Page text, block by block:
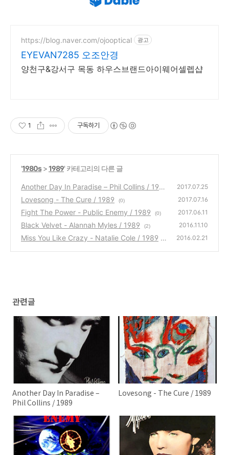
https://blog.naver.com/ojooptical 광고
EYEVAN7285 오조안경
양천구&강서구 목동 하우스브랜드아이웨어셀렙샵
1 구독하기
'1980s>1989' 카테고리의 다른 글
Another Day In Paradise – Phil Collins / 198
9
(0)
2017.07.25
Lovesong - The Cure / 1989 (0) 2017.07.16
Fight The Power - Public Enemy / 1989 (0) 2017.06.11
Black Velvet - Alannah Myles / 1989 (2) 2016.11.10
Miss You Like Crazy - Natalie Cole / 1989 2016.02.21
관련글
Another Day In Paradise –
Phil Collins / 1989
Lovesong - The Cure / 1989